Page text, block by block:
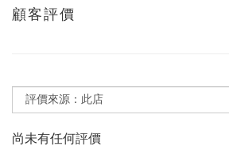
顧客評價
尚未有任何評價